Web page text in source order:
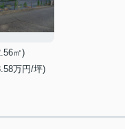
㎡)
万円/坪)